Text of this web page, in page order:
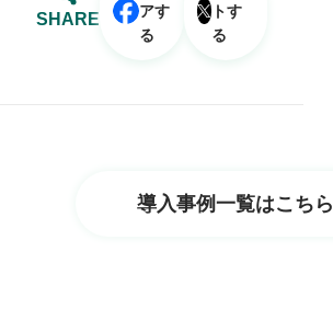
SHARE
アす
る
トす
る
導入事例一覧はこちら